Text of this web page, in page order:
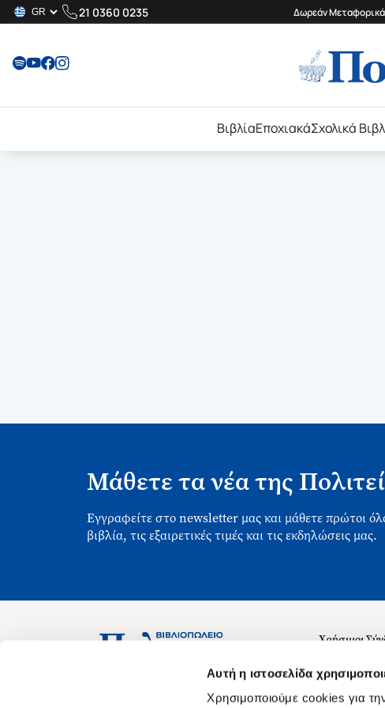
Αυτή η ιστοσελίδα
Χρησιμοποιούμε cookies για
21 0360 0235 Δωρεάν
ΒιβλίαΕποχιακάΣχολικά
Μάθετε τα νέα της
Εγγραφείτε στο newsletter μας και μάθετε πρώτοι
βιβλία, τις εξαιρετικές τιμές και τις εκδηλώσεις μας.
Ασκληπιού 1-3, Αθήνα 106 79
Χρήσιμοι
Σχετικά με
Θέσεις